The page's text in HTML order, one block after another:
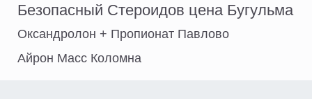
Безопасный Стероидов цена Бугульма
Оксандролон + Пропионат Павлово
Айрон Масс Коломна